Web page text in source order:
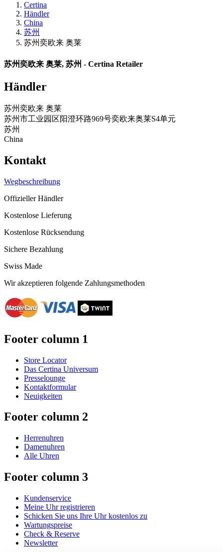
Certina
Händler
China
苏州
苏州奕欧来 奥莱
苏州奕欧来 奥莱, 苏州 - Certina Retailer
Händler
苏州奕欧来 奥莱
苏州市工业园区阳澄环路969号奕欧来奥莱S4单元
苏州
China
Kontakt
Wegbeschreibung
Offizieller Händler
Kostenlose Lieferung
Kostenlose Rücksendung
Sichere Bezahlung
Swiss Made
Wir akzeptieren folgende Zahlungsmethoden
Footer column 1
Store Locator
Das Certina Universum
Presselounge
Kontaktformular
Neuigkeiten
Footer column 2
Herrenuhren
Damenuhren
Alle Uhren
Footer column 3
Kundenservice
Meine Uhr registrieren
Schicken Sie uns Ihre Uhr kostenlos zu
Wartungspreise
Check & Reserve
Newsletter